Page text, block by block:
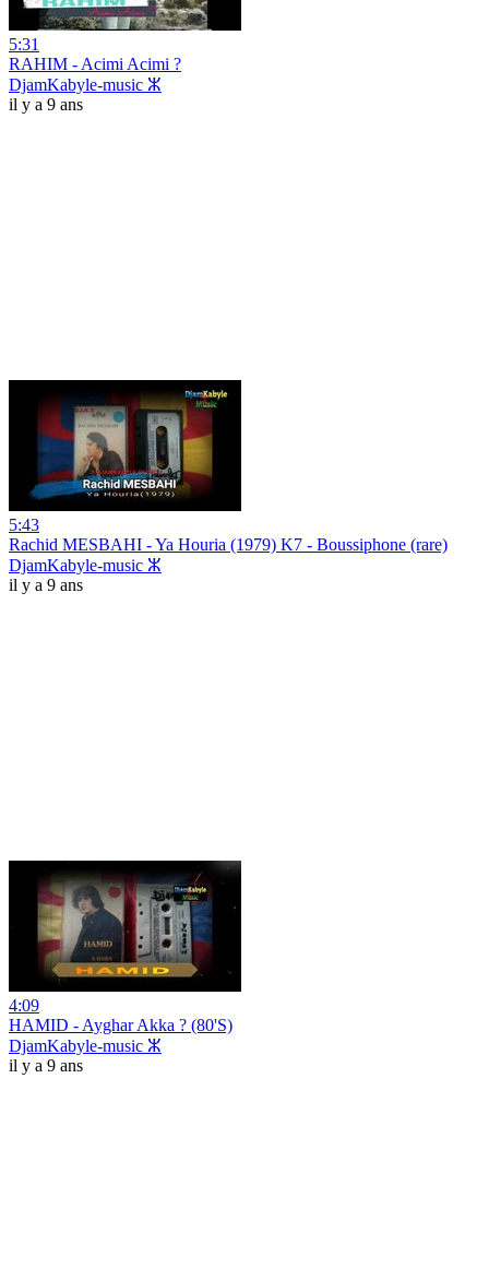
5:31
RAHIM - Acimi Acimi ?
DjamKabyle-music ⵣ
il y a 9 ans
5:43
Rachid MESBAHI - Ya Houria (1979) K7 - Boussiphone (rare)
DjamKabyle-music ⵣ
il y a 9 ans
4:09
HAMID - Ayghar Akka ? (80'S)
DjamKabyle-music ⵣ
il y a 9 ans